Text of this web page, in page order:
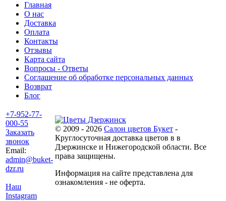
Главная
О нас
Доставка
Оплата
Контакты
Отзывы
Карта сайта
Вопросы - Ответы
Соглашение об обработке персональных данных
Возврат
Блог
+7-952-77-
000-55
Заказать
звонок
Email:
admin@buket-
dzr.ru
Наш
Instagram
© 2009 - 2026 Салон цветов Букет -
Круглосуточная доставка цветов в в
Дзержинске и Нижегородской области. Все
права защищены.
Информация на сайте представлена для
ознакомления - не оферта.